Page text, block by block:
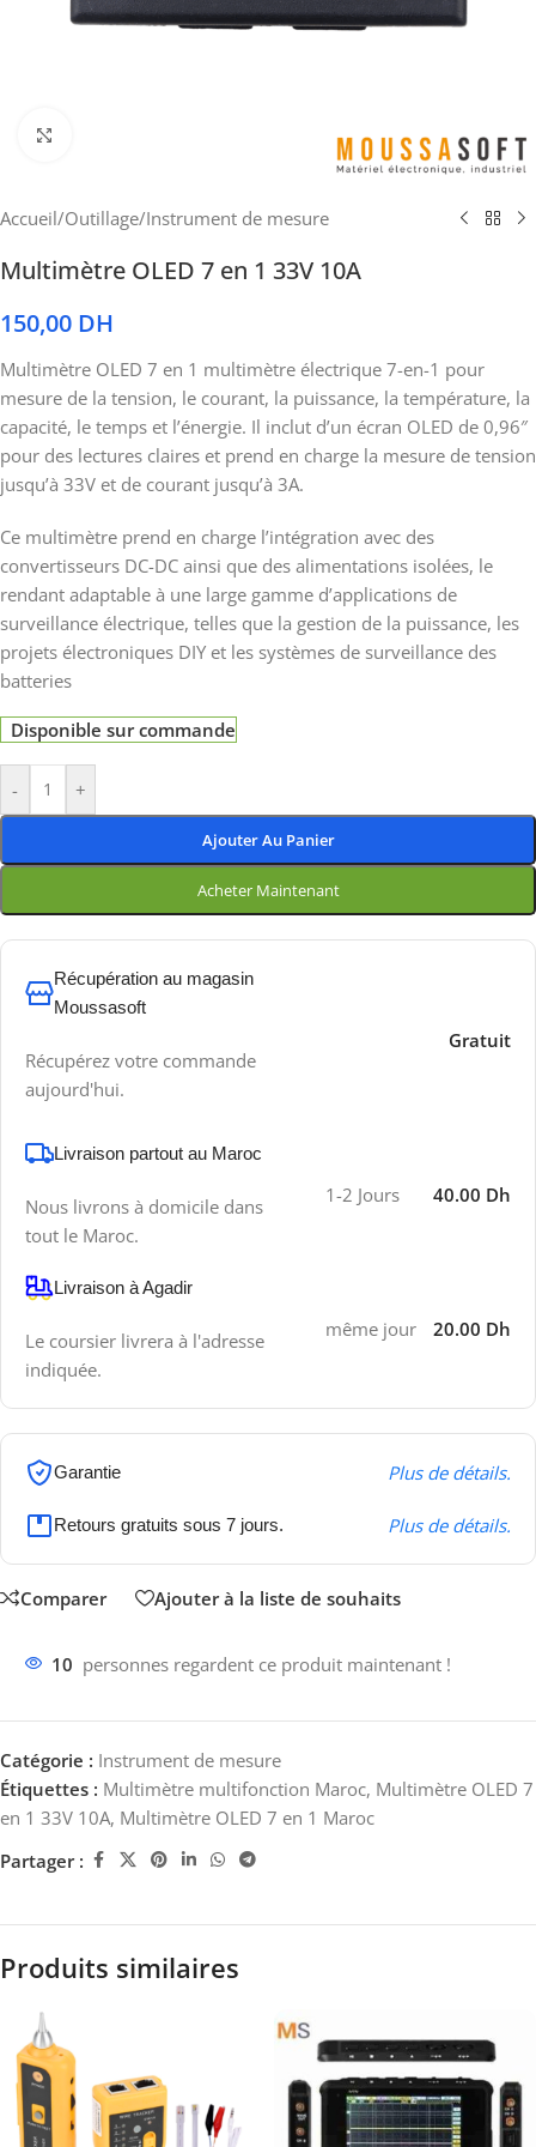
Accueil/Outillage/Instrument de mesure
Multimètre OLED 7 en 1 33V 10A
150,00 DH
Multimètre OLED 7 en 1 multimètre électrique 7-en-1 pour
mesure de la tension, le courant, la puissance, la température, la
capacité, le temps et l’énergie. Il inclut d’un écran OLED de 0,96″
pour des lectures claires et prend en charge la mesure de tension
jusqu’à 33V et de courant jusqu’à 3A.
Ce multimètre prend en charge l’intégration avec des
convertisseurs DC-DC ainsi que des alimentations isolées, le
rendant adaptable à une large gamme d’applications de
surveillance électrique, telles que la gestion de la puissance, les
projets électroniques DIY et les systèmes de surveillance des
batteries
Disponible sur commande
- +
Ajouter Au Panier
Acheter Maintenant
Récupération au magasin
Moussasoft
Récupérez votre commande
aujourd'hui.
Gratuit
Livraison partout au Maroc
Nous livrons à domicile dans
tout le Maroc.
1-2 Jours 40.00 Dh
Livraison à Agadir
Le coursier livrera à l'adresse
indiquée.
même jour 20.00 Dh
Garantie Plus de détails.
Retours gratuits sous 7 jours. Plus de détails.
Comparer Ajouter à la liste de souhaits
10 personnes regardent ce produit maintenant !
Catégorie : Instrument de mesure
Étiquettes : Multimètre multifonction Maroc, Multimètre OLED 7
en 1 33V 10A, Multimètre OLED 7 en 1 Maroc
Partager :
Produits similaires